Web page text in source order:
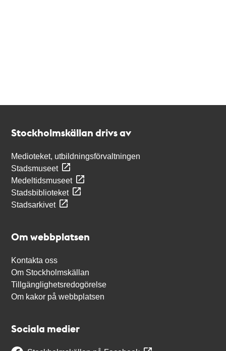
Stockholmskällan drivs av
Medioteket, utbildningsförvaltningen
Stadsmuseet
Medeltidsmuseet
Stadsbiblioteket
Stadsarkivet
Om webbplatsen
Kontakta oss
Om Stockholmskällan
Tillgänglighetsredogörelse
Om kakor på webbplatsen
Sociala medier